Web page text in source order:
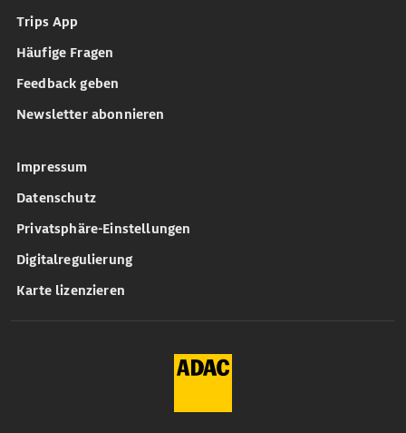
Trips App
Häufige Fragen
Feedback geben
Newsletter abonnieren
Impressum
Datenschutz
Privatsphäre-Einstellungen
Digitalregulierung
Karte lizenzieren